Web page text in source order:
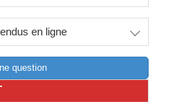
en ligne
question